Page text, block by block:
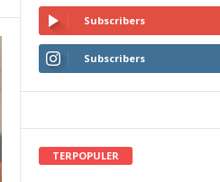
Subscribers
Subscribers